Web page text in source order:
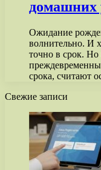
домашних
Ожидание
волнительно. И
точно в срок. Но
срока, считают
Свежие записи